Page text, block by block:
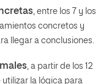
, entre los 7 y los
concretos y
llegar a conclusiones.
, a partir de los 12
la lógica para